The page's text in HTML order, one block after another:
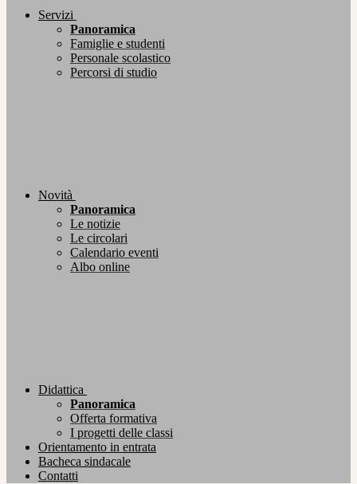
Servizi
Panoramica
Famiglie e studenti
Personale scolastico
Percorsi di studio
Novità
Panoramica
Le notizie
Le circolari
Calendario eventi
Albo online
Didattica
Panoramica
Offerta formativa
I progetti delle classi
Orientamento in entrata
Bacheca sindacale
Contatti